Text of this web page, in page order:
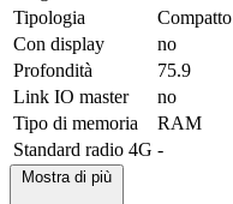
Tipologia
Compatto
Con display
no
Profondità
75.9
Link IO master
no
Tipo di memoria
RAM
Standard radio 4G -
Mostra di più